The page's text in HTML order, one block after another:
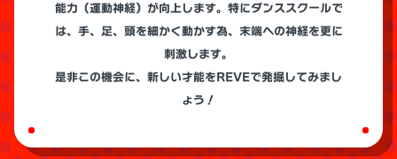
能力（運動神経）が向上します。特にダンススクールで
は、手、足、頭を細かく動かす為、末端への神経を更に
刺激します。
是非この機会に、新しい才能をREVEで発掘してみまし
ょう！